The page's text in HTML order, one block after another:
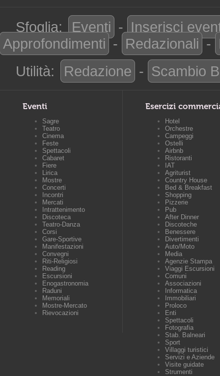
Sfoglia: Eventi - Inserisci
Approfondimenti - Redazionali -
Utilità:
Redazione - Scambio
Eventi
Sagre
Teatro
Cinema
Feste
Spettacoli
Cabaret
Fiere
Lirica
Mostre
Concerti
Incontri
Mercati
Intrattenimento
Discoteca
Teatro-Danza
Corsi
Gare-Sportive
Manifestazioni
Convegni
Riti-Religiosi
Reading
Escursioni
Enogastronomia
Raduni
Memoriali
Mostre-Mercato
Rievocazioni
Esercizi
Hotel
Orchestre
Campeggi
Ostelli
Airbnb
Ristoranti
IAT
Agriturist
Country House
Bed & Breakfast
Shopping
Pizzerie
Pub
After Dinner
Discoteche
Benessere
Divertimenti
Auto/Moto
Media
Agenzie Stampa
Viaggi Escursioni
Comuni
Associazioni
Informatica
Immobiliari
Proloco
Enti
Spettacoli
Fotografia
Stab. Balneari
Sport
Villaggi turistici
Servizi e Aziende
Visite guidate
Strumenti